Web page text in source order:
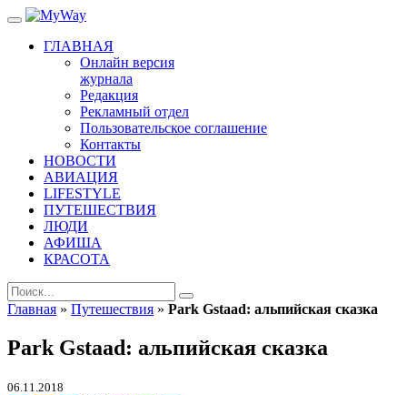
ГЛАВНАЯ
Онлайн версия
журнала
Редакция
Рекламный отдел
Пользовательское соглашение
Контакты
НОВОСТИ
АВИАЦИЯ
LIFESTYLE
ПУТЕШЕСТВИЯ
ЛЮДИ
АФИША
КРАСОТА
Главная » Путешествия » Park Gstaad: альпийская сказка
Park Gstaad: альпийская сказка
06.11.2018